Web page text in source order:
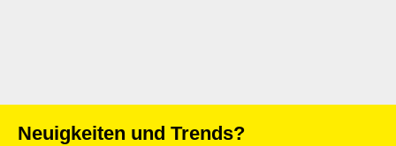
Neuigkeiten und Trends?